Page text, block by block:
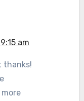
am
thanks!